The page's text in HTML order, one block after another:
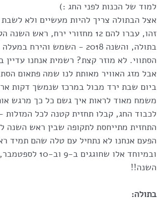
למוד של הכנות לפני החג :)
אצל הבתולה צריך להיות מעשיים ולא
הסתווי. לא מוזר קצת? רשמית אנחנו
אבל מזג האוויר מאותת לנו שמה פתאום
ביום שבת ירד מבול במרכז שנמשך דקות
משמח מאוד לראות איך גשם כל כך מרגש
לכבוד החג, קבלו תחזית קטנה לכל המזלות
התחזית מתייחסת לתקופה שבין ראש השנה לראש השנה
הפעם אנחנו לא נתחיל עם טלה שהם תמיד
השנה!!
בתולה: